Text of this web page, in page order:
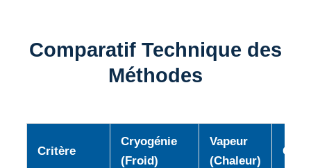
Comparatif Technique des
Méthodes
Critère
Cryogénie
(Froid)
Vapeur
(Chaleur)